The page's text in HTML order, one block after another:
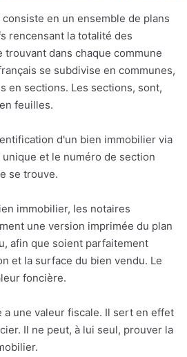
consiste en un ensemble de plans
rencensant la totalité des
dans chaque commune
se subdivise en communes,
en sections. Les sections, sont,
feuilles.
d'un bien immobilier via
unique et le numéro de section
se trouve.
immobilier, les notaires
une version imprimée du plan
afin que soient parfaitement
et la surface du bien vendu. Le
foncière.
a une valeur fiscale. Il sert en effet
Il ne peut, à lui seul, prouver la